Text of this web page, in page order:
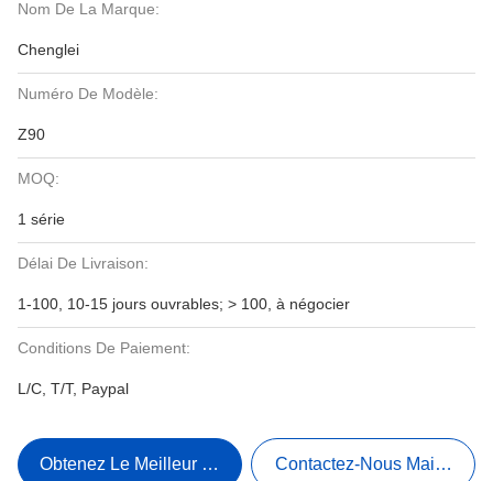
Nom De La Marque:
Chenglei
Numéro De Modèle:
Z90
MOQ:
1 série
Délai De Livraison:
1-100, 10-15 jours ouvrables; > 100, à négocier
Conditions De Paiement:
L/C, T/T, Paypal
Obtenez Le Meilleur Prix Contactez-Nous Maintenant